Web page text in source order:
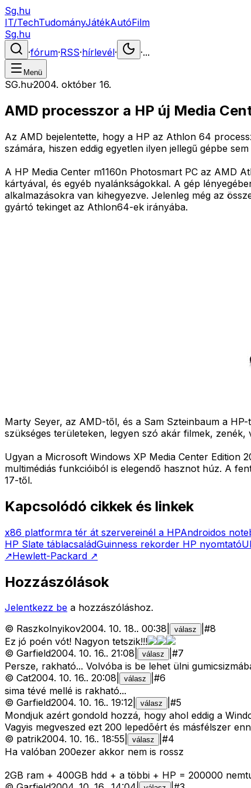
Sg.hu
IT/TechTudományJátékAutóFilm
Sg.hu
·fórum·RSS·hírlevél· ·...
Menü
SG.hu·2004. október 16.
AMD processzor a HP új Media
Az AMD bejelentette, hogy a HP az Athlon 64
számára, hiszen eddig egyetlen ilyen jellegű gépbe
A HP Media Center m1160n Photosmart PC az AMD
kártyával, és egyéb nyalánkságokkal. A gép
alkalmazásokra van kihegyezve. Jelenleg még az
gyártó tekinget az Athlon64-ek irányába.
Marty Seyer, az AMD-től, és a Sam Szteinbaum a
szükséges területeken, legyen szó akár filmek, zenék,
Ugyan a Microsoft Windows XP Media Center Edition
multimédiás funkcióiból is elegendő hasznot húz. A
17-től.
Kapcsolódó cikkek és linkek
x86 platformra tér át szervereinél a HPAndroidos
HP Slate táblacsaládGuinness rekorder HP nyomtató
↗Hewlett-Packard ↗
Hozzászólások
Jelentkezz be a hozzászóláshoz.
© Raszkolnyikov2004. 10. 18.. 00:38 válasz #8
Ez jó poén vót! Nagyon tetszik!!!
© Garfield2004. 10. 16.. 21:08 válasz #7
Persze, rakható... Volvóba is be lehet ülni
© Cat2004. 10. 16.. 20:08 válasz #6
sima tévé mellé is rakható...
© Garfield2004. 10. 16.. 19:12 válasz #5
Mondjuk azért gondold hozzá, hogy ahol eddig a
Vagyis megveszed ezt 200 lepedõért és másfélszer
© patrik2004. 10. 16.. 18:55 válasz #4
Ha valóban 200ezer akkor nem is rossz
2GB ram + 400GB hdd + a többi + HP = 200000